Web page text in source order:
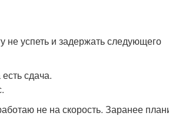
не успеть и задержать следующего
сдача.
не на скорость. Заранее